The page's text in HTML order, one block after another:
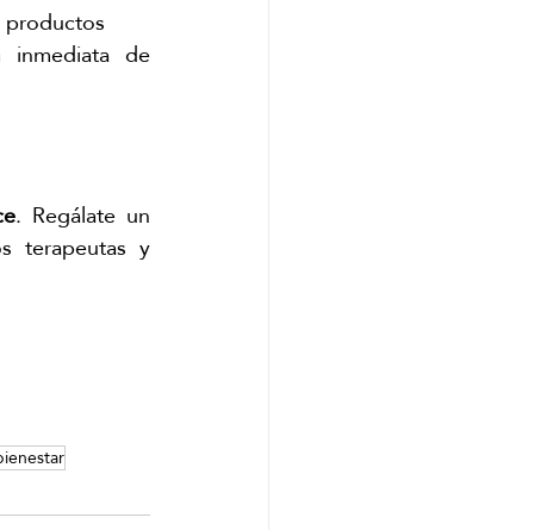
inmediata de
. Regálate un
terapeutas y